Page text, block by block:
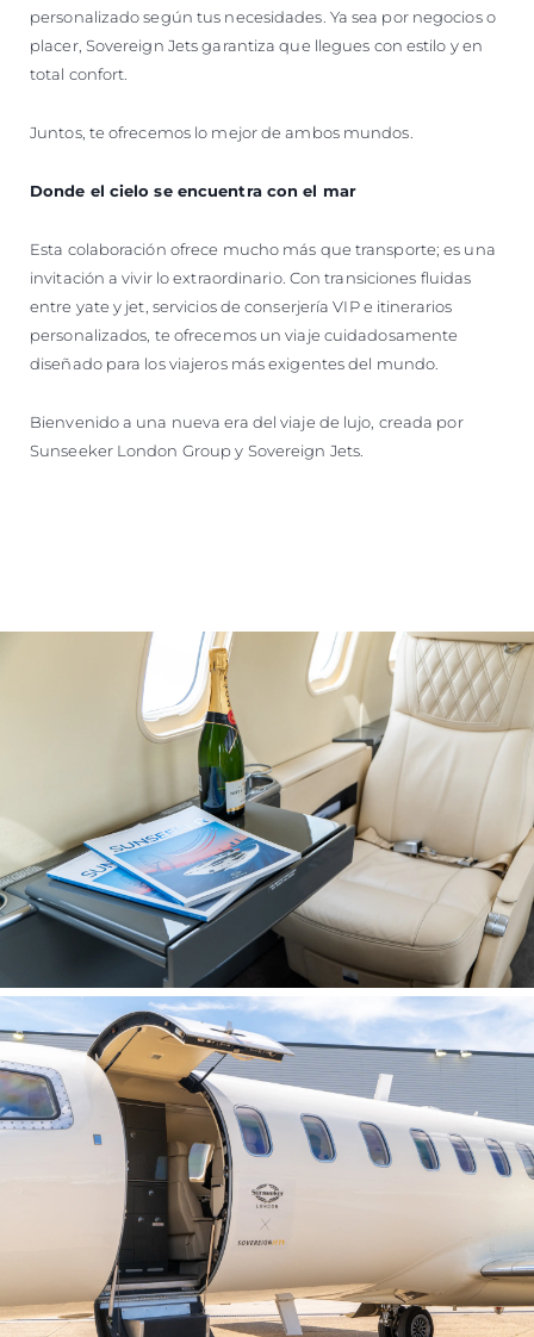
personalizado según tus necesidades. Ya sea por negocios o
placer, Sovereign Jets garantiza que llegues con estilo y en
total confort.
Juntos, te ofrecemos lo mejor de ambos mundos.
Donde el cielo se encuentra con el mar
Esta colaboración ofrece mucho más que transporte; es una
invitación a vivir lo extraordinario. Con transiciones fluidas
entre yate y jet, servicios de conserjería VIP e itinerarios
personalizados, te ofrecemos un viaje cuidadosamente
diseñado para los viajeros más exigentes del mundo.
Bienvenido a una nueva era del viaje de lujo, creada por
Sunseeker London Group y Sovereign Jets.